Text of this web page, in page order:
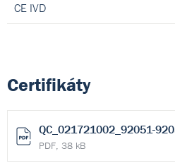
CE IVD
Certifikáty
QC_021721002_92051-
PDF, 38 kB